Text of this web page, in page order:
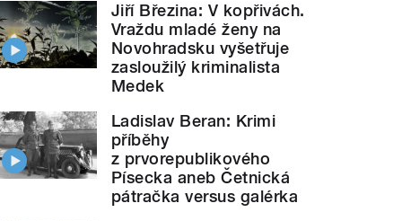
Jiří Březina: V kopřivách.
Vraždu mladé ženy na
Novohradsku vyšetřuje
zasloužilý kriminalista
Medek
Ladislav Beran: Krimi
příběhy
z prvorepublikového
Písecka aneb Četnická
pátračka versus galérka